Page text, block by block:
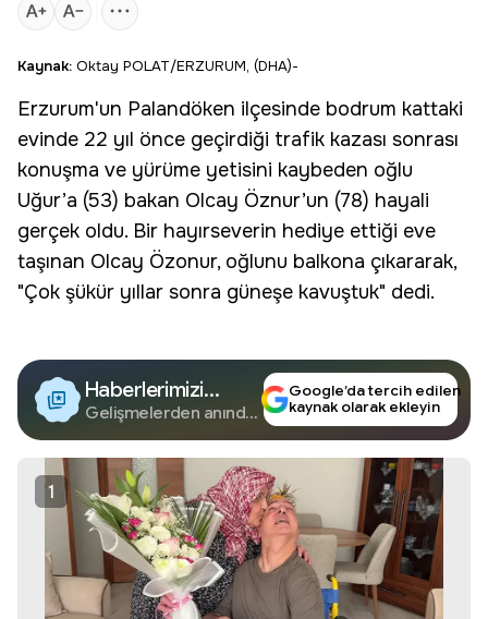
Kaynak: Oktay POLAT/ERZURUM, (DHA)-
Erzurum'un Palandöken ilçesinde bodrum kattaki
evinde 22 yıl önce geçirdiği trafik kazası sonrası
konuşma ve yürüme yetisini kaybeden oğlu
Uğur’a (53) bakan Olcay Öznur’un (78) hayali
gerçek oldu. Bir hayırseverin hediye ettiği eve
taşınan Olcay Özonur, oğlunu balkona çıkararak,
"Çok şükür yıllar sonra güneşe kavuştuk" dedi.
Haberlerimizi
Google'da Takip
Edin
Gelişmelerden anında
Google’da tercih edilen
kaynak olarak ekleyin
1